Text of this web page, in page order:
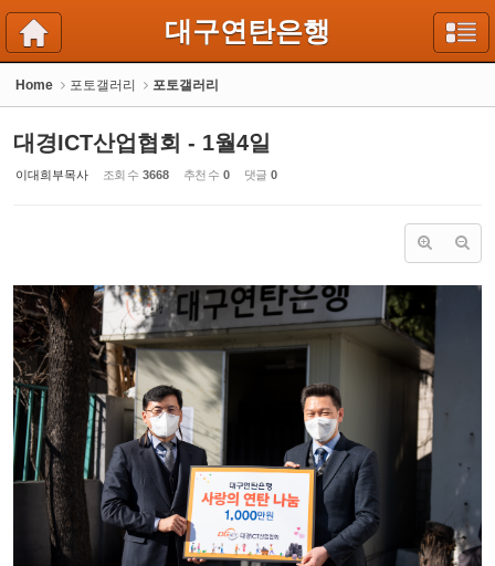
대구연탄은행
Home 포토갤러리 포토갤러리
대경ICT산업협회 - 1월4일
이대희부목사 조회 수 3668 추천 수 0 댓글 0